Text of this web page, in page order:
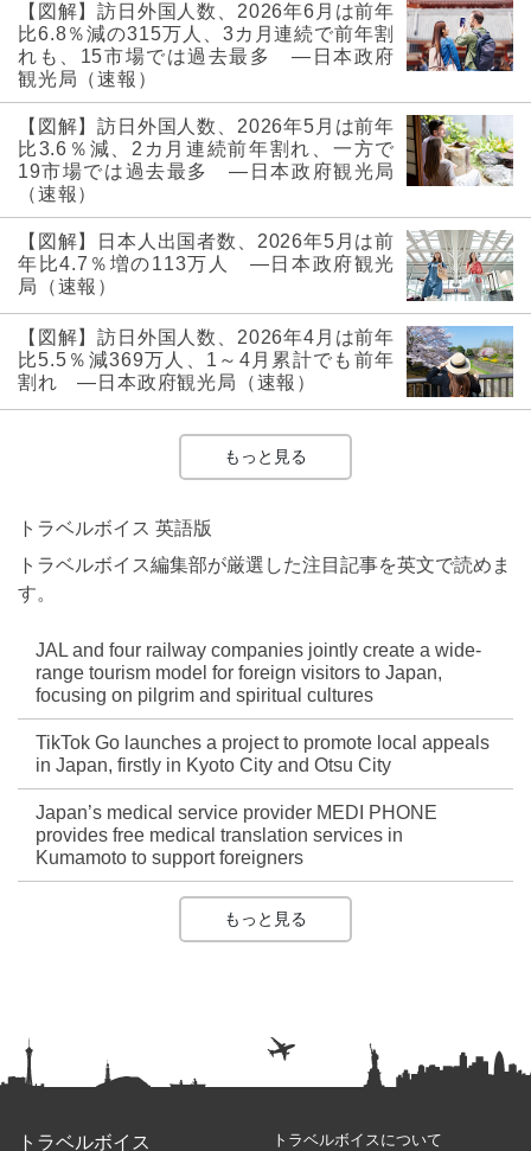
【図解】訪日外国人数、2026年6月は前年
比6.8％減の315万人、3カ月連続で前年割
れも、15市場では過去最多 ―日本政府
観光局（速報）
【図解】訪日外国人数、2026年5月は前年
比3.6％減、2カ月連続前年割れ、一方で
19市場では過去最多 ―日本政府観光局
（速報）
【図解】日本人出国者数、2026年5月は前
年比4.7％増の113万人 ―日本政府観光
局（速報）
【図解】訪日外国人数、2026年4月は前年
比5.5％減369万人、1～4月累計でも前年
割れ ―日本政府観光局（速報）
もっと見る
トラベルボイス 英語版
トラベルボイス編集部が厳選した注目記事を英文で読めま
す。
JAL and four railway companies jointly create a wide-
range tourism model for foreign visitors to Japan,
focusing on pilgrim and spiritual cultures
TikTok Go launches a project to promote local appeals
in Japan, firstly in Kyoto City and Otsu City
Japan’s medical service provider MEDI PHONE
provides free medical translation services in
Kumamoto to support foreigners
もっと見る
トラベルボイス トラベルボイスについて